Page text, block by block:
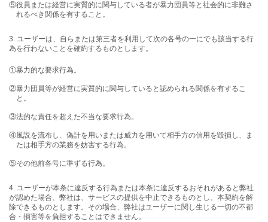
⑤役員または経営に実質的に関与している者が暴力団員等と社会的に非難さ
れるべき関係を有すること。
3. ユーザーは、自らまたは第三者を利用して次の各号の一にでも該当する行
為を行わないことを確約するものとします。
①暴力的な要求行為。
②暴力団員等が経営に実質的に関与していると認められる関係を有するこ
と。
③法的な責任を超えた不当な要求行為。
④風説を流布し、偽計を用いまたは威力を用いて相手方の信用を毀損し、ま
たは相手方の業務を妨害する行為。
⑤その他前各号に準ずる行為。
4. ユーザーが本条に違反する行為または本条に違反するおそれがあると弊社
が認めた場合、弊社は、サービスの提供を中止できるものとし、本契約を解
除できるものとします。その場合、弊社はユーザーに関し生じる一切の不都
合・損害等を負担することはできません。